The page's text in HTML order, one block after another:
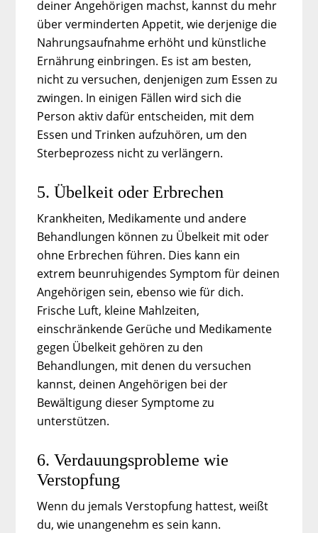
deiner Angehörigen machst, kannst du mehr
über verminderten Appetit, wie derjenige die
Nahrungsaufnahme erhöht und künstliche
Ernährung einbringen. Es ist am besten,
nicht zu versuchen, denjenigen zum Essen zu
zwingen. In einigen Fällen wird sich die
Person aktiv dafür entscheiden, mit dem
Essen und Trinken aufzuhören, um den
Sterbeprozess nicht zu verlängern.
5. Übelkeit oder Erbrechen
Krankheiten, Medikamente und andere
Behandlungen können zu Übelkeit mit oder
ohne Erbrechen führen. Dies kann ein
extrem beunruhigendes Symptom für deinen
Angehörigen sein, ebenso wie für dich.
Frische Luft, kleine Mahlzeiten,
einschränkende Gerüche und Medikamente
gegen Übelkeit gehören zu den
Behandlungen, mit denen du versuchen
kannst, deinen Angehörigen bei der
Bewältigung dieser Symptome zu
unterstützen.
6. Verdauungsprobleme wie
Verstopfung
Wenn du jemals Verstopfung hattest, weißt
du, wie unangenehm es sein kann.